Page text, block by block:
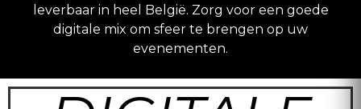
leverbaar in heel België. Zorg voor een goede
digitale mix om sfeer te brengen op uw
evenementen.